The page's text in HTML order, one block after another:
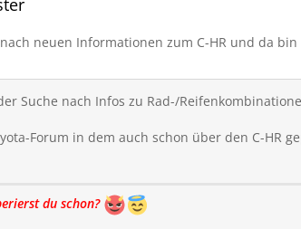
neuen Informationen zum C-HR und da
Suche nach Infos zu Rad-/
Forum in dem auch schon über den C-HR
du schon?